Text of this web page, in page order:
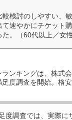
較検討のしやすい、
て速やかにチケット
た。（60代以上／女
ランキングは、株式
足度調査を開始。格
度調査では、実際に